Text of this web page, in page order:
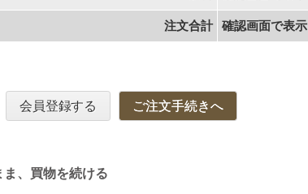
注文合計 確認画面で表示
会員登録する ご注文手続きへ
、買物を続ける